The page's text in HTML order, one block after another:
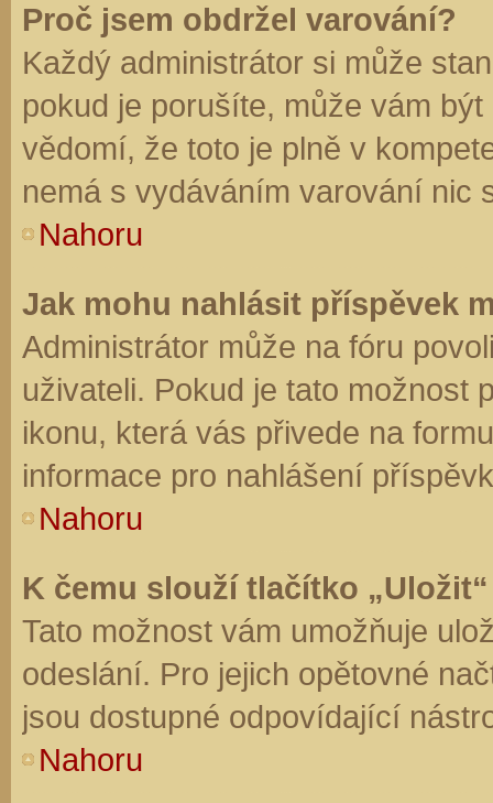
Proč jsem obdržel varování?
Každý administrátor si může
pokud je porušíte, může vám
vědomí, že toto je plně v
nemá s vydáváním varování nic
Nahoru
Jak mohu nahlásit příspěvek
Administrátor může na fóru
uživateli. Pokud je tato možnost
ikonu, která vás přivede na
informace pro nahlášení
Nahoru
K čemu slouží tlačítko
Tato možnost vám umožňuje
odeslání. Pro jejich opětovné
jsou dostupné odpovídající
Nahoru